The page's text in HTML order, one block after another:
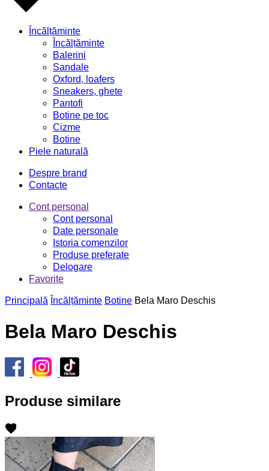
Încălțăminte
Încălțăminte
Balerini
Sandale
Oxford, loafers
Sneakers, ghete
Pantofi
Botine pe toc
Cizme
Botine
Piele naturală
Despre brand
Contacte
Cont personal
Cont personal
Date personale
Istoria comenzilor
Produse preferate
Delogare
Favorite
Principală Încălțăminte Botine Bela Maro Deschis
Bela Maro Deschis
Produse similare